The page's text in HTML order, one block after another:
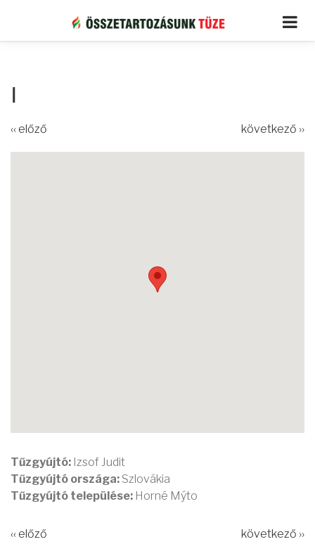
tartalomra
‹‹ előző következő ››
Tűzgyújtó: Izsof Judit
Tűzgyújtó országa: Szlovákia
Tűzgyújtó települése: Horné Mýto
‹‹ előző következő ››